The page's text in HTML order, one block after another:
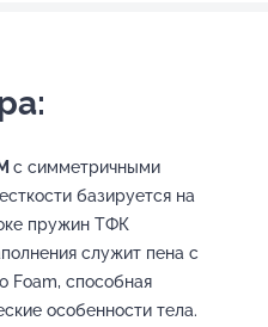
с симметричными
базируется на
пружин ТФК
служит пена с
Foam, способная
особенности тела.